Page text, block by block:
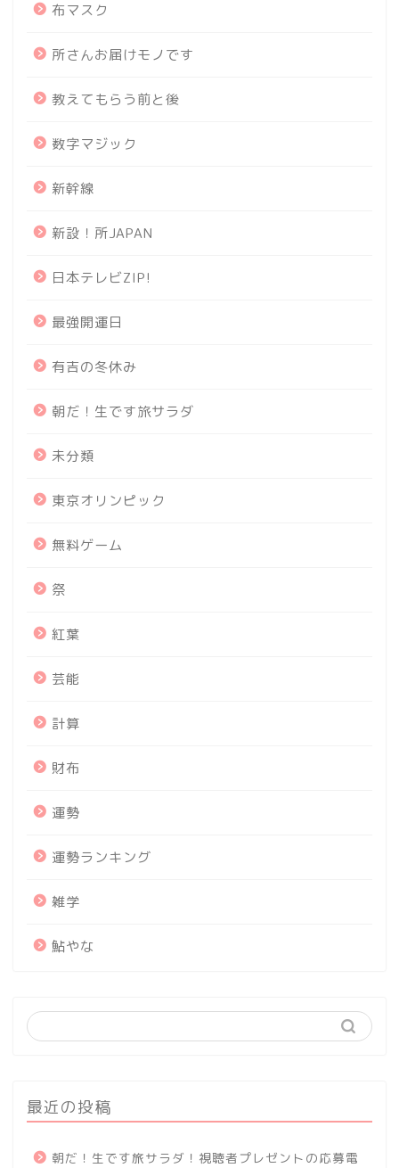
布マスク
所さんお届けモノです
教えてもらう前と後
数字マジック
新幹線
新設！所JAPAN
日本テレビZIP!
最強開運日
有吉の冬休み
朝だ！生です旅サラダ
未分類
東京オリンピック
無料ゲーム
祭
紅葉
芸能
計算
財布
運勢
運勢ランキング
雑学
鮎やな
最近の投稿
朝だ！生です旅サラダ！視聴者プレゼントの応募電